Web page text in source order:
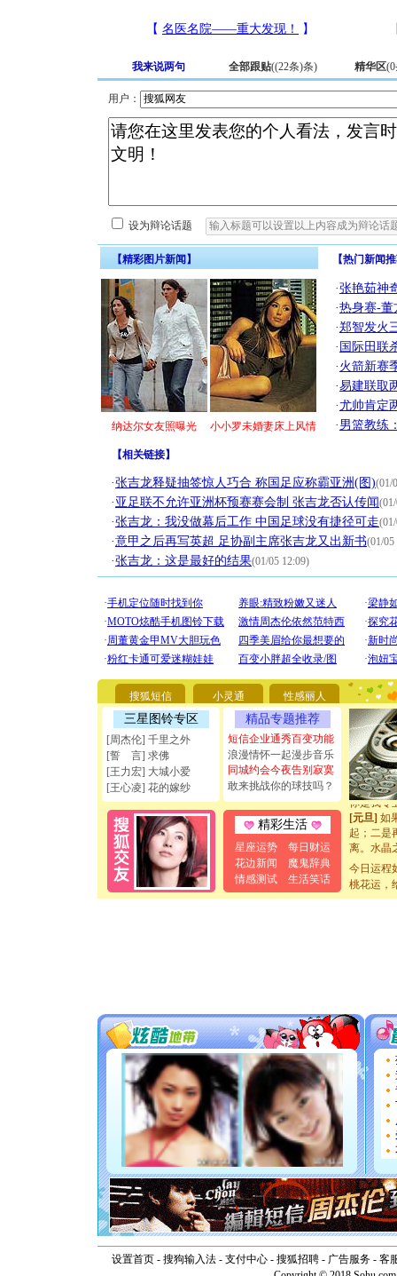
我来说两句 全部跟贴((22条)条) 精华区(0
用户：
设为辩论话题
【精彩图片新闻】
纳达尔女友照曝光 小小罗未婚妻床上风情
【热门新闻
·张艳茹神
·热身赛-董
·郑智发火
· 国际田联
· 火箭新赛
·易建联取
·尤帅肯定
· 男篮教练
【相关链接】
·张吉龙释疑抽签惊人巧合 称国足应称霸亚洲(图)(01/
· 亚足联不允许亚洲杯预赛赛会制 张吉龙否认传闻
·张吉龙：我没做幕后工作 中国足球没有捷径可走
·意甲之后再写英超 足协副主席张吉龙又出新书(01/05
·张吉龙：这是最好的结果(01/05 12:09)
搜狐短信 小灵通 性感丽人
三星图铃专区
[周杰伦] 千里之外
[誓 言] 求佛
[王力宏] 大城小爱
[王心凌] 花的嫁纱
精品专题推荐
短信企业通秀百变功能
浪漫情怀一起漫步音乐
同城约会今夜告别寂寞
敢来挑战你的球技吗？
精彩生活
星座运势
每日财运
花边新闻
魔鬼辞典
情感测试
生活笑话
[圣诞节]
你太多
[圣诞节]
能正大
天都要快
[圣诞节]
如意,快
[元旦]看
断电。爱
你是我专
[元旦]如
起；二是
离。水晶
[元旦]当
泣，这痛
卖了。水
[春节]风
要平安！
[圣诞节]
能正大光
天都要快
[圣诞节]
如意,快
[元旦]
看
断电。
你是我
[元旦]
如
起；二
离。水晶
[元旦]当
泣，这痛
卖了。水
[春节]风
颜！冬去
道一声平
今日运程
桃花运，
设置首页- 搜狗输入法- 支付中心- 搜狐招聘- 广告服务- 客